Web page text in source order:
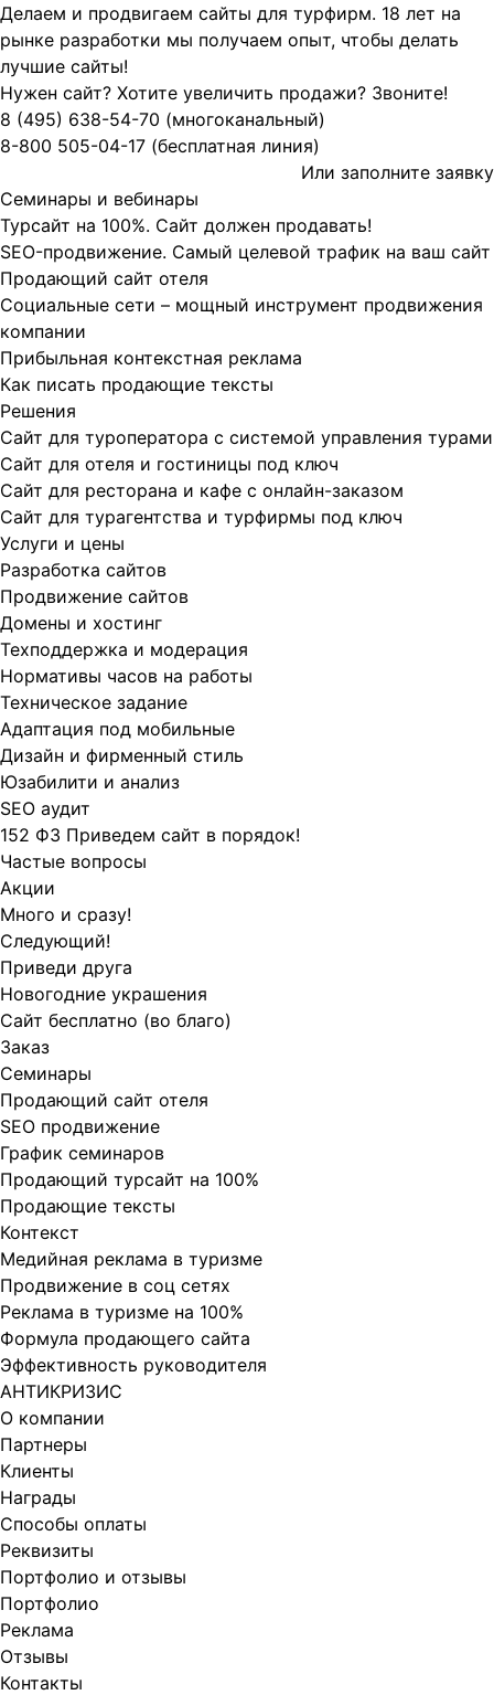
Делаем и продвигаем сайты для турфирм. 18 лет на
рынке разработки мы получаем опыт, чтобы делать
лучшие сайты!
Нужен сайт? Хотите увеличить продажи? Звоните!
8 (495) 638-54-70 (многоканальный)
8-800 505-04-17 (бесплатная линия)
Или заполните заявку
Семинары и вебинары
Турсайт на 100%. Сайт должен продавать!
SEO-продвижение. Самый целевой трафик на ваш сайт
Продающий сайт отеля
Социальные сети – мощный инструмент продвижения
компании
Прибыльная контекстная реклама
Как писать продающие тексты
Решения
Сайт для туроператора с системой управления турами
Сайт для отеля и гостиницы под ключ
Сайт для ресторана и кафе с онлайн-заказом
Сайт для турагентства и турфирмы под ключ
Услуги и цены
Разработка сайтов
Продвижение сайтов
Домены и хостинг
Техподдержка и модерация
Нормативы часов на работы
Техническое задание
Адаптация под мобильные
Дизайн и фирменный стиль
Юзабилити и анализ
SEO аудит
152 ФЗ Приведем сайт в порядок!
Частые вопросы
Акции
Много и сразу!
Следующий!
Приведи друга
Новогодние украшения
Сайт бесплатно (во благо)
Заказ
Cеминары
Продающий сайт отеля
SEO продвижение
График семинаров
Продающий турсайт на 100%
Продающие тексты
Контекст
Медийная реклама в туризме
Продвижение в соц сетях
Реклама в туризме на 100%
Формула продающего сайта
Эффективность руководителя
АНТИКРИЗИС
О компании
Партнеры
Клиенты
Награды
Способы оплаты
Реквизиты
Портфолио и отзывы
Портфолио
Реклама
Отзывы
Контакты